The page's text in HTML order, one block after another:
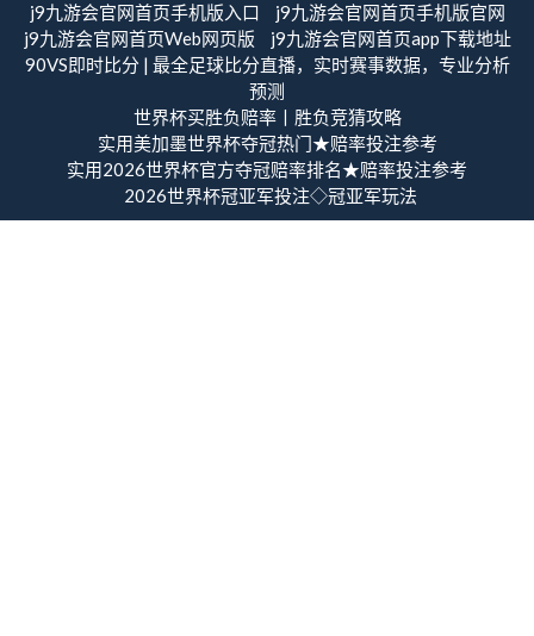
j9九游会官网首页手机版入口
j9九游会官网首页手机版官网
j9九游会官网首页Web网页版
j9九游会官网首页app下载地址
90VS即时比分 | 最全足球比分直播，实时赛事数据，专业分析
预测
世界杯买胜负赔率丨胜负竞猜攻略
实用美加墨世界杯夺冠热门★赔率投注参考
实用2026世界杯官方夺冠赔率排名★赔率投注参考
2026世界杯冠亚军投注◇冠亚军玩法